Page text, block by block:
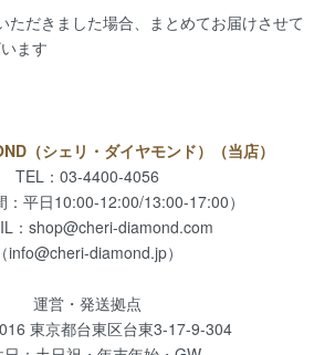
ただきました場合、まとめてお届けさせて
ます
（シェリ・ダイヤモンド）（当店）
TEL：03-4400-4056
：平日10:00-12:00/13:00-17:00）
： shop@cheri-diamond.com
（info@cheri-diamond.jp）
運営・発送拠点
東京都台東区台東3-17-9-304